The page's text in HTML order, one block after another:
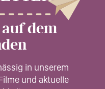
dem
in unserem
und aktuelle